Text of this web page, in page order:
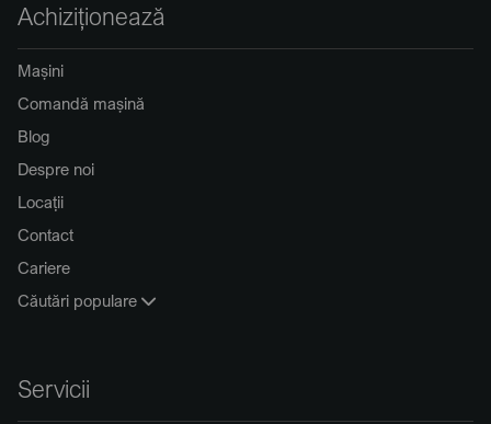
Achiziționează
Mașini
Comandă mașină
Blog
Despre noi
Locații
Contact
Cariere
Căutări populare
Servicii